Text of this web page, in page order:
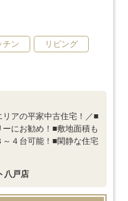
チン リビング
アの平家中古住宅！／■
にお勧め！■敷地面積も
４台可能！■閑静な住宅
八戸店